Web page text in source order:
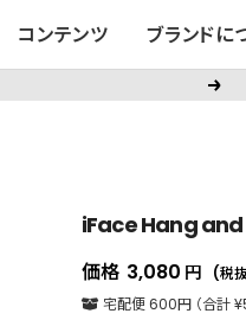
コンテンツ ブランドに
次
iFace Hang and
価格 セ
ー
3,080 円 (税
宅配便 600円 （合計